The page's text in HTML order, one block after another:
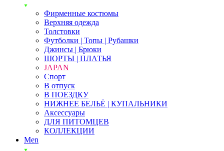
Фирменные костюмы
Верхняя одежда
Толстовки
Футболки | Топы | Рубашки
Джинсы | Брюки
ШОРТЫ | ПЛАТЬЯ
JAPAN
Спорт
В отпуск
В ПОЕЗДКУ
НИЖНЕЕ БЕЛЬЁ | КУПАЛЬНИКИ
Аксессуары
ДЛЯ ПИТОМЦЕВ
КОЛЛЕКЦИИ
Men